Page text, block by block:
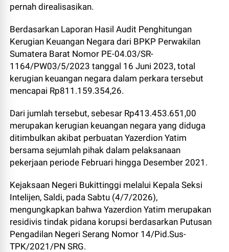
pernah direalisasikan.
Berdasarkan Laporan Hasil Audit Penghitungan
Kerugian Keuangan Negara dari BPKP Perwakilan
Sumatera Barat Nomor PE-04.03/SR-
1164/PW03/5/2023 tanggal 16 Juni 2023, total
kerugian keuangan negara dalam perkara tersebut
mencapai Rp811.159.354,26.
Dari jumlah tersebut, sebesar Rp413.453.651,00
merupakan kerugian keuangan negara yang diduga
ditimbulkan akibat perbuatan Yazerdion Yatim
bersama sejumlah pihak dalam pelaksanaan
pekerjaan periode Februari hingga Desember 2021.
Kejaksaan Negeri Bukittinggi melalui Kepala Seksi
Intelijen, Saldi, pada Sabtu (4/7/2026),
mengungkapkan bahwa Yazerdion Yatim merupakan
residivis tindak pidana korupsi berdasarkan Putusan
Pengadilan Negeri Serang Nomor 14/Pid.Sus-
TPK/2021/PN SRG.